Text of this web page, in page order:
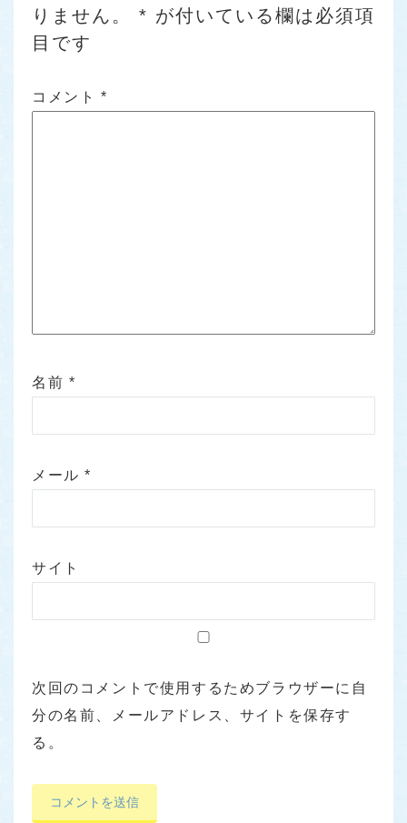
りません。
* が付いている欄は必須項
目です
コメント *
名前 *
メール*
サイト
次回のコメントで使用するためブラウザーに自
分の名前、メールアドレス、サイトを保存す
る。